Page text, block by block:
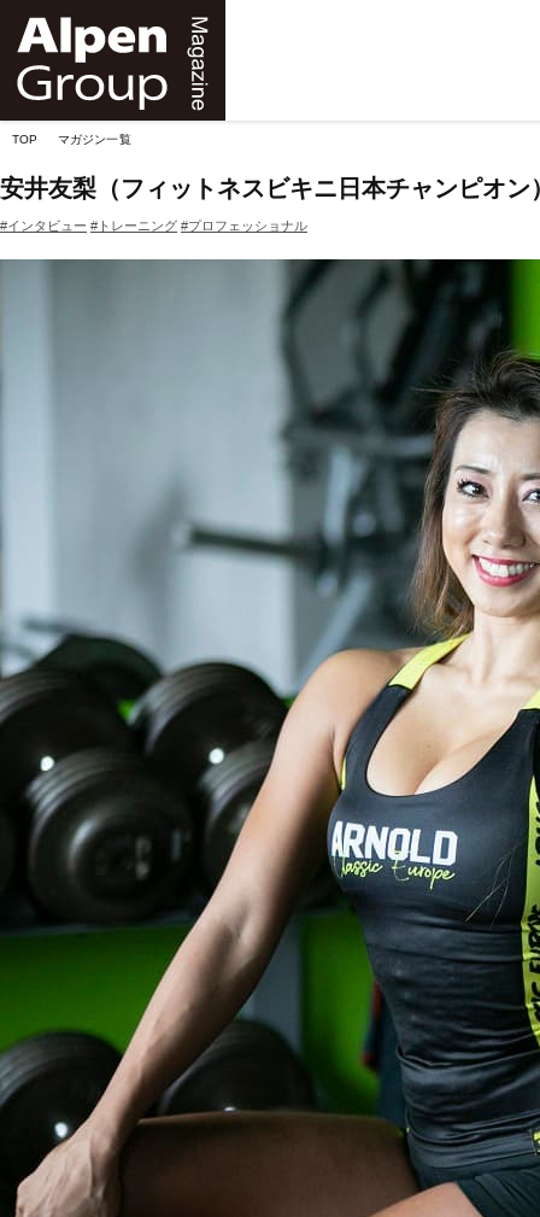
TOP マガジン一覧
安井友梨（フィットネスビキニ日本チャンピオ
#インタビュー #トレーニング #プロフェッショナル